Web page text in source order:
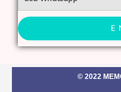
© 2022